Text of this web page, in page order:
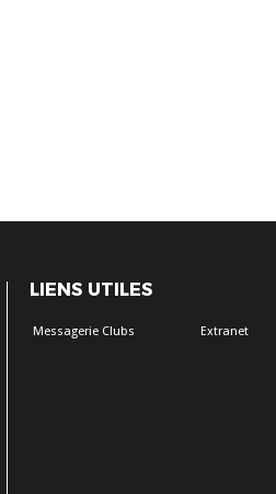
LIENS UTILES
Messagerie Clubs Extranet